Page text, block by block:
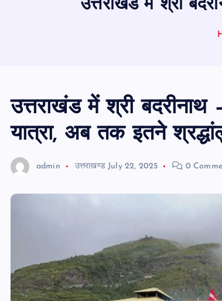
उत्तराखंड में श्री
उत्तराखंड में श्री बदरीनाथ
यात्रा, अब तक इतने
admin उत्तराखण्ड July 22, 2025 0